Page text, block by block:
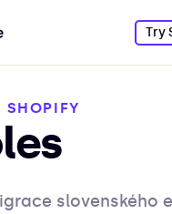
Try
SHOPIFY
slovenského